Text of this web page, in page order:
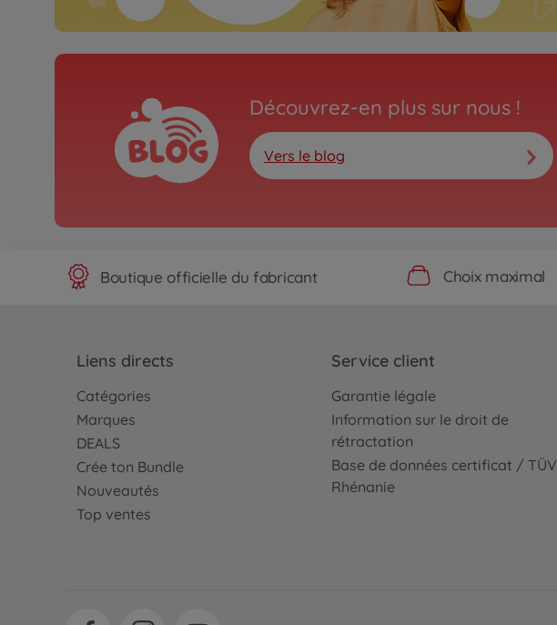
Découvrez-en plus sur nous !
Vers le blog
Boutique officielle du fabricant Choix maximal
Liens directs
Catégories
Marques
DEALS
Crée ton Bundle
Nouveautés
Top ventes
Service client
Garantie légale
Information sur le droit de
rétractation
Base de données certificat / TÜV
Rhénanie